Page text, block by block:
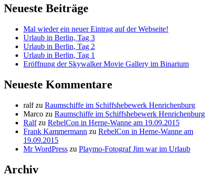
Primäre
Neueste Beiträge
Mal wieder ein neuer Eintrag auf der Webseite!
Urlaub in Berlin, Tag 3
Urlaub in Berlin, Tag 2
Urlaub in Berlin, Tag 1
Eröffnung der Skywalker Movie Gallery im Binarium
Neueste Kommentare
ralfzu Raumschiffe im Schiffshebewerk Henrichenburg
Marco zu Raumschiffe im Schiffshebewerk Henrichenburg
Ralfzu RebelCon in Herne-Wanne am 19.09.2015
Frank Kammermann zu RebelCon in Herne-Wanne am
19.09.2015
Mr WordPress zu Playmo-Fotograf Jim war im Urlaub
Archiv